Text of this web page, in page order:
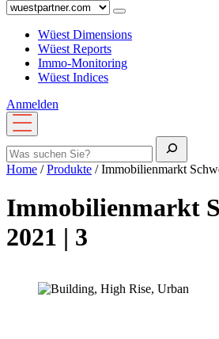
Wüest Dimensions
Wüest Reports
Immo-Monitoring
Wüest Indices
Anmelden
Menü
öffnen
Suche
Home /Produkte /Immobilienmarkt
Immobilienmarkt
2021 | 3